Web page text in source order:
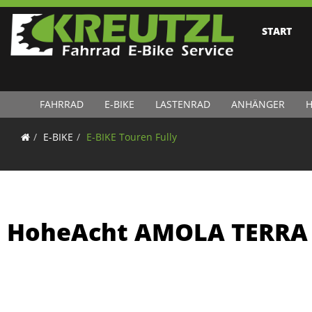
START
FAHRRAD E-BIKE LASTENRAD ANHÄNGER
E-BIKE E-BIKE Touren Fully
HoheAcht AMOLA